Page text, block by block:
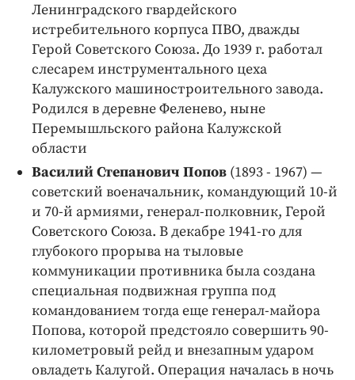
Спорт
Экономика и бизнес
ПРОЕКТЫ
Блоги
Издания
Медиаперсона
Интересное чтиво
Клиника года
Бренд года
Работодатель года
Ленинградского гвардейского
истребительного корпуса ПВО, дважды
Герой Советского Союза. До 1939 г. работал
слесарем инструментального цеха
Калужского машиностроительного завода.
Родился в деревне Феленево, ныне
Перемышльского района Калужской
области
Василий Степанович Попов (1893 - 1967) —
советский военачальник, командующий 10-й
и 70-й армиями, генерал-полковник, Герой
Советского Союза. В декабре 1941-го для
глубокого прорыва на тыловые
коммуникации противника была создана
специальная подвижная группа под
командованием тогда еще генерал-майора
Попова, которой предстояло совершить 90-
километровый рейд и внезапным ударом
овладеть Калугой. Операция началась в ночь